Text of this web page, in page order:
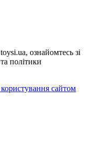
ознайомтесь зі
політики
сайтом